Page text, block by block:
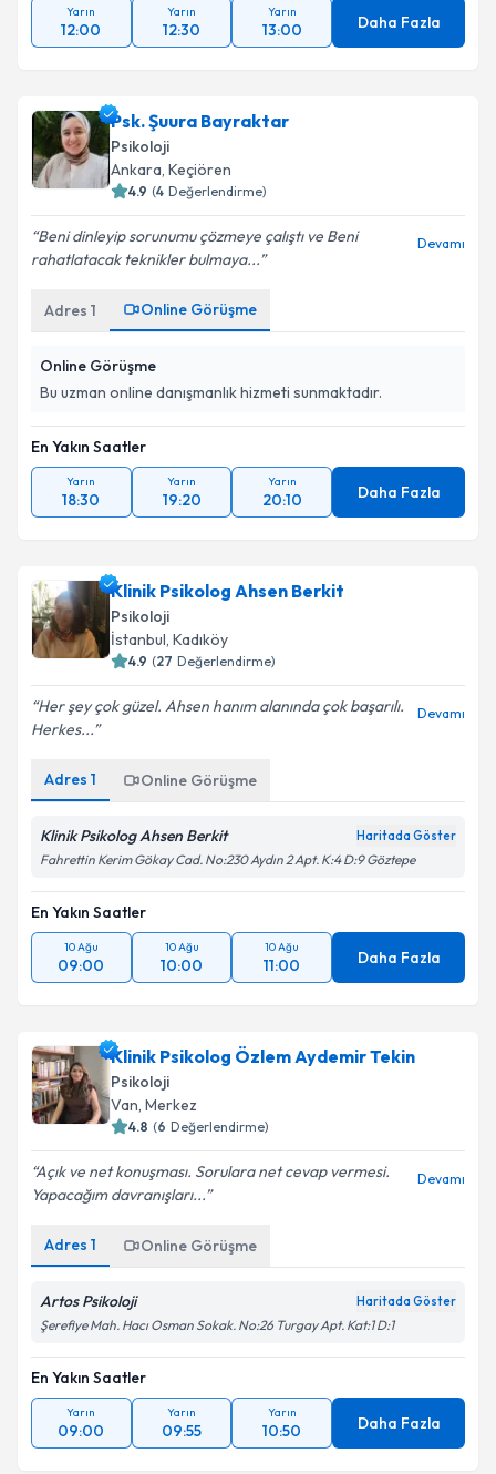
Yarın
12:00
Yarın
12:30
Yarın
13:00 Daha Fazla
Psk. Şuura Bayraktar
Psikoloji
Ankara, Keçiören
( Değerlendirme)
Beni dinleyip sorunumu çözmeye çalıştı ve Beni
rahatlatacak teknikler bulmaya...
Adres 1 Online Görüşme
Online Görüşme
Bu uzman online danışmanlık hizmeti sunmaktadır.
En Yakın Saatler
Yarın
18:30
Yarın
19:20
Yarın
20:10 Daha Fazla
Klinik Psikolog Ahsen Berkit
Psikoloji
İstanbul,Kadıköy
( Değerlendirme)
Her şey çok güzel. Ahsen hanım alanında çok başarılı.
Herkes...
Adres 1 Online Görüşme
Klinik Psikolog Ahsen Berkit
Fahrettin Kerim Gökay Cad. No:230 Aydın 2 Apt. K:4 D:9 Göztepe
En Yakın Saatler
10 Ağu
09:00
10 Ağu
10:00
10 Ağu
11:00 Daha Fazla
Klinik Psikolog Özlem Aydemir Tekin
Psikoloji
Van,Merkez
( Değerlendirme)
Açık ve net konuşması. Sorulara net cevap vermesi.
Yapacağım davranışları...
Adres 1 Online Görüşme
Artos Psikoloji
Şerefiye Mah. Hacı Osman Sokak. No:26 Turgay Apt. Kat:1 D:1
En Yakın Saatler
Yarın
09:00
Yarın
09:55
Yarın
10:50 Daha Fazla